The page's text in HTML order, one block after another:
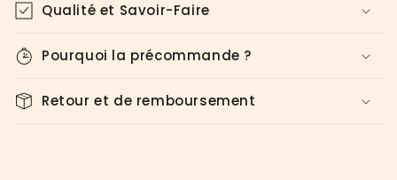
Qualité et Savoir-Faire
Pourquoi la précommande ?
Retour et de remboursement